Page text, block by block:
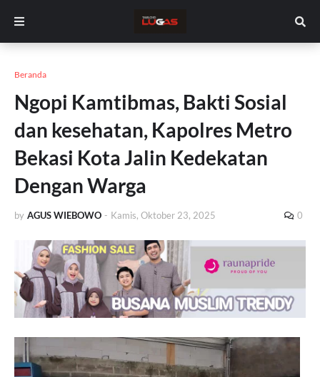
Beranda
Ngopi Kamtibmas, Bakti Sosial
dan kesehatan, Kapolres Metro
Bekasi Kota Jalin Kedekatan
Dengan Warga
by AGUS WIEBOWO - Kamis, Oktober 23, 2025 0